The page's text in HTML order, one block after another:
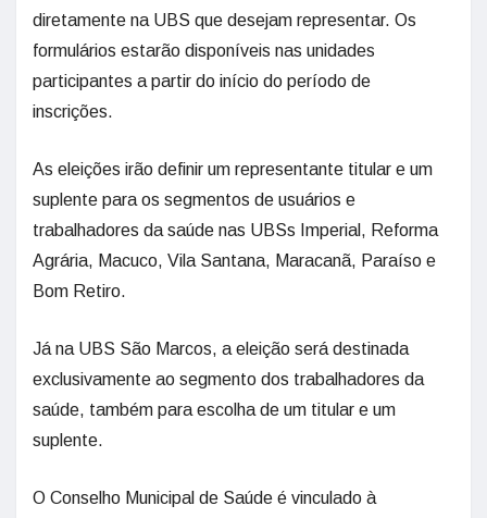
diretamente na UBS que desejam representar. Os
formulários estarão disponíveis nas unidades
participantes a partir do início do período de
inscrições.
As eleições irão definir um representante titular e um
suplente para os segmentos de usuários e
trabalhadores da saúde nas UBSs Imperial, Reforma
Agrária, Macuco, Vila Santana, Maracanã, Paraíso e
Bom Retiro.
Já na UBS São Marcos, a eleição será destinada
exclusivamente ao segmento dos trabalhadores da
saúde, também para escolha de um titular e um
suplente.
O Conselho Municipal de Saúde é vinculado à